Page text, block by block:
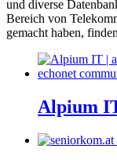
und diverse
Bereich von
gemacht haben,
Alpium